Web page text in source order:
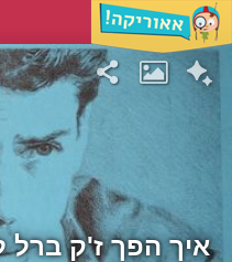
איך הפך ז'ק ברל